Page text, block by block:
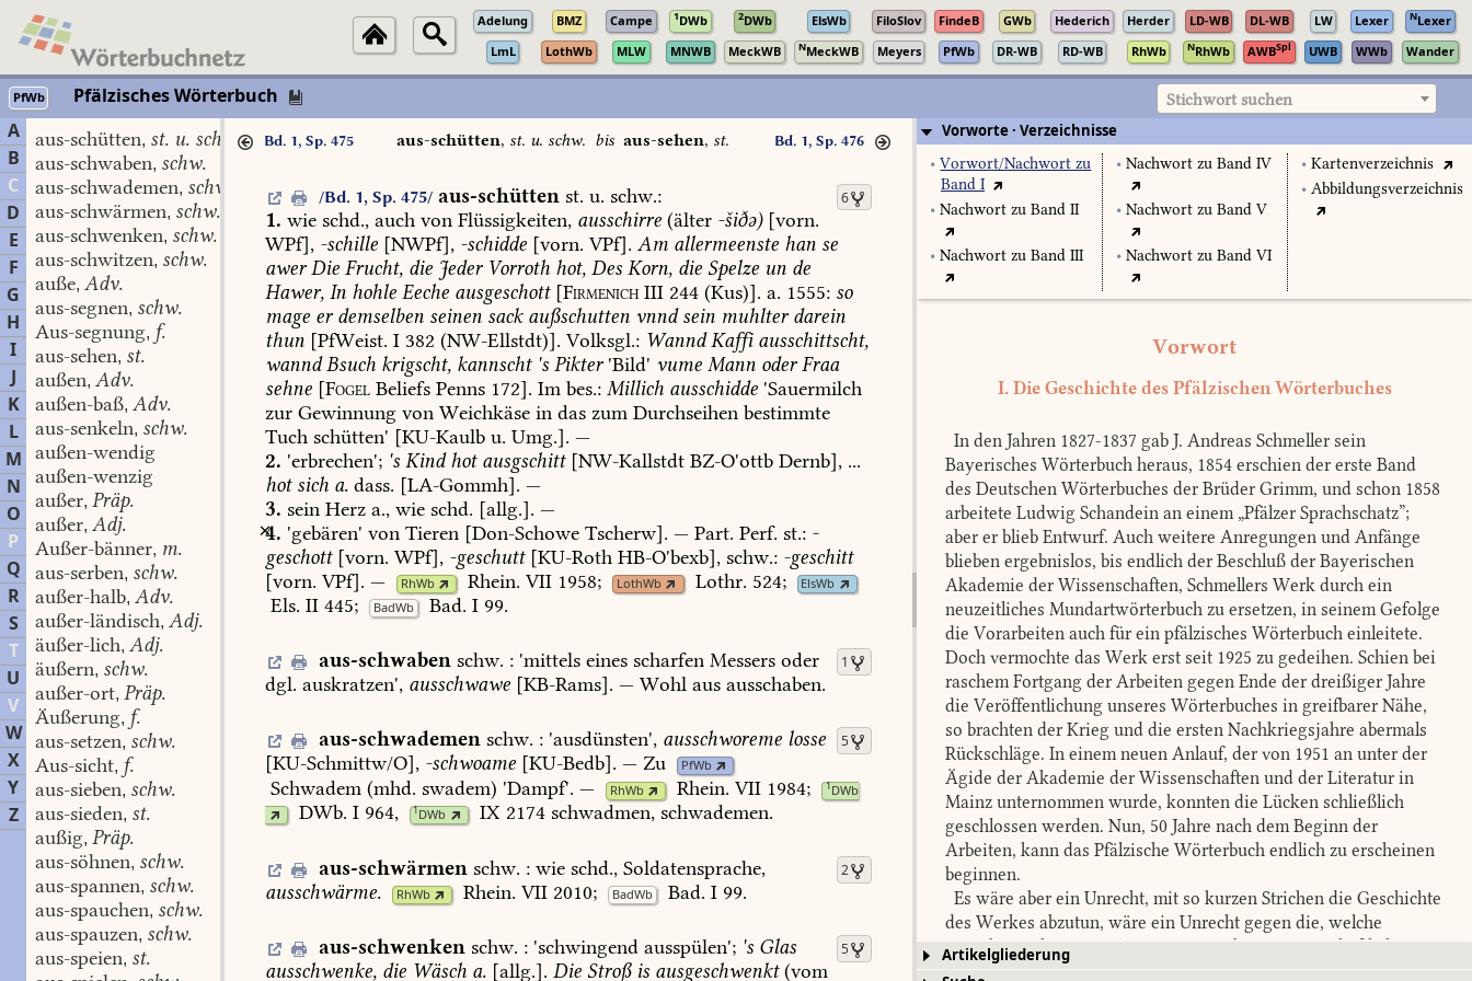
Adelung BMZ Campe 1DWb 2DWb ElsWb FiloSlov FindeB GWb Hederich Herder LD-WB DL-WB LW Lexer NLexer
LmL
LothWb MLW MNWB MeckWB NMeckWB Meyers PfWb DR-WB RD-WB RhWb NRhWb AWBSpl UWB WWb Wander
PfWb Pfälzisches Wörterbuch Stichwort suchen
A
B
C
D
E
F
G
H
I
J
K
L
M
N
O
P
Q
R
S
T
U
V
W
X
Y
Z
aus-schütten, st. u. schw.
aus-schwaben, schw.
aus-schwademen, schw.
aus-schwärmen, schw.
aus-schwenken, schw.
aus-schwitzen, schw.
auße, Adv.
aus-segnen, schw.
Aus-segnung, f.
aus-sehen, st.
außen, Adv.
außen-baß, Adv.
aus-senkeln, schw.
außen-wendig
außen-wenzig
außer, Präp.
außer, Adj.
Außer-bänner, m.
aus-serben, schw.
außer-halb, Adv.
außer-ländisch, Adj.
äußer-lich, Adj.
äußern, schw.
außer-ort, Präp.
Äußerung, f.
aus-setzen, schw.
Aus-sicht, f.
aus-sieben, schw.
aus-sieden, st.
außig, Präp.
aus-söhnen, schw.
aus-spannen, schw.
aus-spauchen, schw.
aus-spauzen, schw.
aus-speien, st.
Bd. 1, Sp. 475 aus-schütten, st. u. schw. bis aus-sehen, st. Bd. 1, Sp. 476
6
/Bd. 1, Sp. 475/ aus-schütten st. u. schw.:
1. wie schd., auch von Flüssigkeiten, ausschirre (älter -šiðə)[vorn.
WPf], -schille [NWPf], -schidde [vorn. VPf]. Am allermeenste han se
awerDie Frucht, die JederVorroth hot, Des Korn, die Spelze un de
Hawer, In hohle Eeche ausgeschott[FirmenichIII 244 (Kus)]. a. 1555: so
mage erdemselben seinen sackaußschutten vnndsein muhlterdarein
thun [PfWeist. I 382 (NW-Ellstdt)]. Volksgl.: WanndKaffiausschittscht,
wanndBsuch krigscht, kannscht's Pikter'Bild' vume Mann oderFraa
sehne [Fogel Beliefs Penns 172]. Im bes.: Millich ausschidde 'Sauermilch
zur Gewinnung von Weichkäse in das zum Durchseihen bestimmte
Tuch schütten' [KU-Kaulb u. Umg.]. —
2. 'erbrechen'; 's Kindhotausgschitt[NW-Kallstdt BZ-O'ottb Dernb], ...
hotsich a. dass. [LA-Gommh]. —
3. sein Herz a., wie schd. [allg.]. —
4. 'gebären' von Tieren [Don-Schowe Tscherw]. — Part. Perf. st.: -
geschott[vorn. WPf], -geschutt[KU-Roth HB-O'bexb], schw.: -geschitt
[vorn. VPf]. — RhWb Rhein. VII 1958; LothWb Lothr. 524; ElsWb
Els. II 445; BadWb Bad. I99.
1
aus-schwaben schw. :'mittelseinesscharfenMessersoder
dgl. auskratzen', ausschwawe [KB-Rams]. — Wohl aus ausschaben.
5
aus-schwademen schw. :'ausdünsten', ausschworemelosse
[KU-Schmittw/O], -schwoame [KU-Bedb]. — Zu PfWb
Schwadem (mhd. swadem) 'Dampf'. — RhWb Rhein. VII 1984; 1DWb
DWb. I964, 1DWb IX2174schwadmen,schwademen.
2
aus-schwärmen schw. :wieschd.,Soldatensprache,
ausschwärme.
RhWb Rhein. VII 2010; BadWb Bad. I99.
5
aus-schwenken schw. :'schwingendausspülen'; 'sGlas
ausschwenke, die Wäsch a. [allg.]. Die Stroßis ausgeschwenkt(vom
Vorworte · Verzeichnisse
• Vorwort/Nachwort zu
Band I
• Nachwort zu Band II
• Nachwort zu Band III
• Nachwort zu Band IV
• Nachwort zu Band V
• Nachwort zu Band VI
• Kartenverzeichnis
• Abbildungsverzeichnis
Vorwort
I. Die Geschichte des Pfälzischen Wörterbuches
In den Jahren 1827-1837 gab J. Andreas Schmeller sein
Bayerisches Wörterbuch heraus, 1854 erschien der erste Band
des Deutschen Wörterbuches der Brüder Grimm, und schon 1858
arbeitete Ludwig Schandein an einem „Pfälzer Sprachschatz”;
aber er blieb Entwurf. Auch weitere Anregungen und Anfänge
blieben ergebnislos, bis endlich der Beschluß der Bayerischen
Akademie der Wissenschaften, Schmellers Werk durch ein
neuzeitliches Mundartwörterbuch zu ersetzen, in seinem Gefolge
die Vorarbeiten auch für ein pfälzisches Wörterbuch einleitete.
Doch vermochte das Werk erst seit 1925 zu gedeihen. Schien bei
raschem Fortgang der Arbeiten gegen Ende der dreißiger Jahre
die Veröffentlichung unseres Wörterbuches in greifbarer Nähe,
so brachten der Krieg und die ersten Nachkriegsjahre abermals
Rückschläge. In einem neuen Anlauf, der von 1951 an unter der
Ägide der Akademie der Wissenschaften und der Literatur in
Mainz unternommen wurde, konnten die Lücken schließlich
geschlossen werden. Nun, 50 Jahre nach dem Beginn der
Arbeiten, kann das Pfälzische Wörterbuch endlich zu erscheinen
beginnen.
Es wäre aber ein Unrecht, mit so kurzen Strichen die Geschichte
des Werkes abzutun, wäre ein Unrecht gegen die, welche
Vorarbeiten leisteten, Anregungen gaben, wissenschaftliche
Grundlagen schufen, und erst recht gegen die früheren und
Artikelgliederung